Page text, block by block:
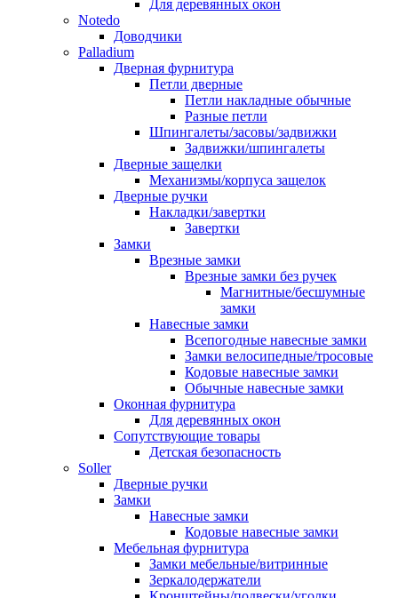
Для деревянных окон
Notedo
Доводчики
Palladium
Дверная фурнитура
Петли дверные
Петли накладные обычные
Разные петли
Шпингалеты/засовы/задвижки
Задвижки/шпингалеты
Дверные защелки
Механизмы/корпуса защелок
Дверные ручки
Накладки/завертки
Завертки
Замки
Врезные замки
Врезные замки без ручек
Магнитные/бесшумные
замки
Навесные замки
Всепогодные навесные замки
Замки велосипедные/тросовые
Кодовые навесные замки
Обычные навесные замки
Оконная фурнитура
Для деревянных окон
Сопутствующие товары
Детская безопасность
Soller
Дверные ручки
Замки
Навесные замки
Кодовые навесные замки
Мебельная фурнитура
Замки мебельные/витринные
Зеркалодержатели